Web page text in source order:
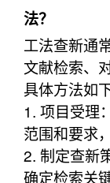
法？
工法查新通
文献检索、
具体方法如下
1. 项目受理
范围和要求
2. 制定查新
确定检索关